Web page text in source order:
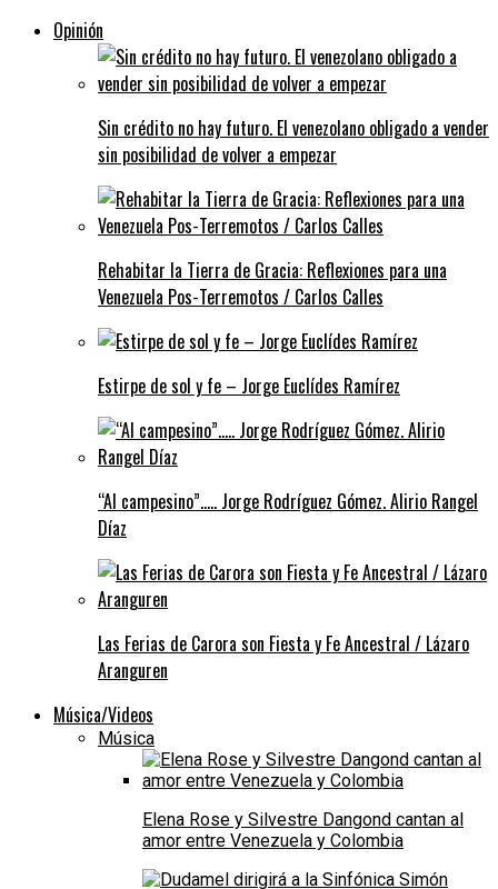
Opinión
Sin crédito no hay futuro. El venezolano obligado a vender
sin posibilidad de volver a empezar
Rehabitar la Tierra de Gracia: Reflexiones para una
Venezuela Pos-Terremotos / Carlos Calles
Estirpe de sol y fe – Jorge Euclídes Ramírez
“Al campesino”….. Jorge Rodríguez Gómez. Alirio Rangel
Díaz
Las Ferias de Carora son Fiesta y Fe Ancestral / Lázaro
Aranguren
Música/Videos
Música
Elena Rose y Silvestre Dangond cantan al
amor entre Venezuela y Colombia